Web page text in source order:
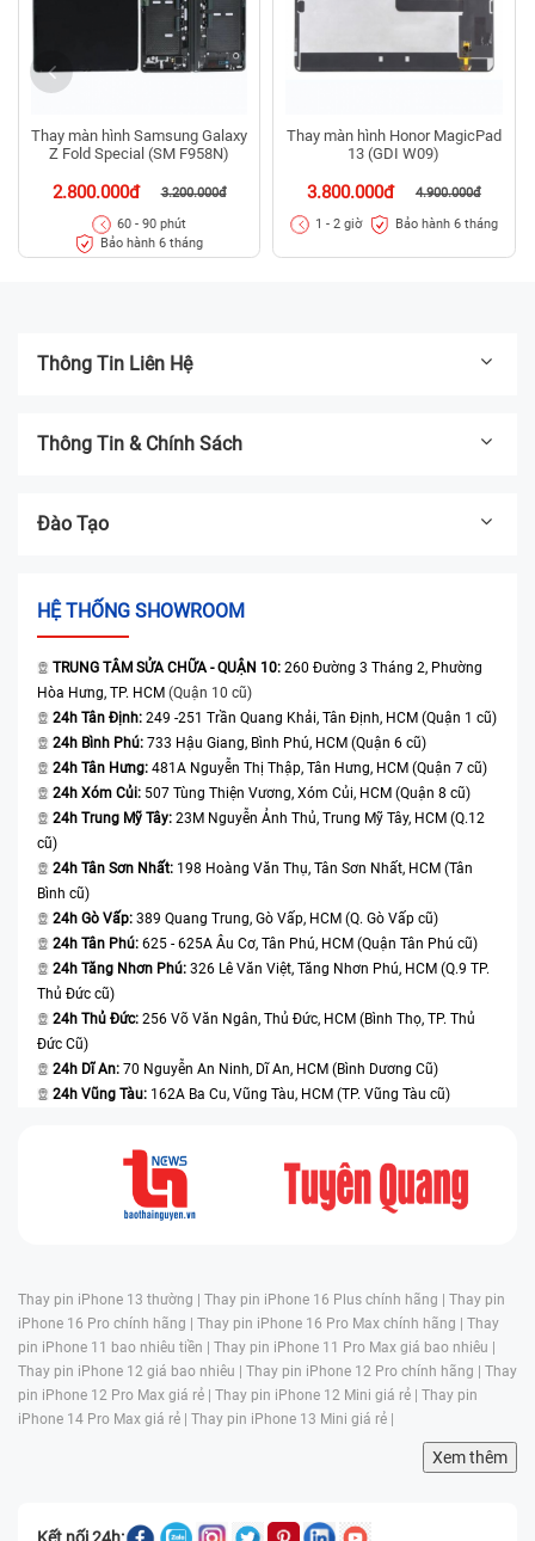
Thay màn hình Samsung Galaxy
Z Fold Special (SM F958N)
2.800.000đ 3.200.000đ
60 - 90 phút
Bảo hành 6 tháng
Thay màn hình Honor MagicPad
13 (GDI W09)
3.800.000đ 4.900.000đ
1 - 2 giờ Bảo hành 6 tháng
Thông Tin Liên Hệ
Thông Tin & Chính Sách
Đào Tạo
HỆ THỐNG SHOWROOM
TRUNG TÂM SỬA CHỮA - QUẬN 10: 260 Đường 3 Tháng 2, Phường
Hòa Hưng, TP. HCM (Quận 10 cũ)
24h Tân Định: 249 -251 Trần Quang Khải, Tân Định, HCM (Quận 1 cũ)
24h Bình Phú: 733 Hậu Giang, Bình Phú, HCM (Quận 6 cũ)
24h Tân Hưng: 481A Nguyễn Thị Thập, Tân Hưng, HCM (Quận 7 cũ)
24h Xóm Củi: 507 Tùng Thiện Vương, Xóm Củi, HCM (Quận 8 cũ)
24h Trung Mỹ Tây: 23M Nguyễn Ảnh Thủ, Trung Mỹ Tây, HCM (Q.12
cũ)
24h Tân Sơn Nhất: 198 Hoàng Văn Thụ, Tân Sơn Nhất, HCM (Tân
Bình cũ)
24h Gò Vấp: 389 Quang Trung, Gò Vấp, HCM (Q. Gò Vấp cũ)
24h Tân Phú: 625 - 625A Âu Cơ, Tân Phú, HCM (Quận Tân Phú cũ)
24h Tăng Nhơn Phú: 326 Lê Văn Việt, Tăng Nhơn Phú, HCM (Q.9 TP.
Thủ Đức cũ)
24h Thủ Đức: 256 Võ Văn Ngân, Thủ Đức, HCM (Bình Thọ, TP. Thủ
Đức Cũ)
24h Dĩ An: 70 Nguyễn An Ninh, Dĩ An, HCM (Bình Dương Cũ)
24h Vũng Tàu: 162A Ba Cu, Vũng Tàu, HCM (TP. Vũng Tàu cũ)
Thay pin iPhone 13 thường | Thay pin iPhone 16 Plus chính hãng | Thay pin
iPhone 16 Pro chính hãng | Thay pin iPhone 16 Pro Max chính hãng | Thay
pin iPhone 11 bao nhiêu tiền | Thay pin iPhone 11 Pro Max giá bao nhiêu |
Thay pin iPhone 12 giá bao nhiêu | Thay pin iPhone 12 Pro chính hãng | Thay
pin iPhone 12 Pro Max giá rẻ | Thay pin iPhone 12 Mini giá rẻ | Thay pin
iPhone 14 Pro Max giá rẻ | Thay pin iPhone 13 Mini giá rẻ |
Xem thêm